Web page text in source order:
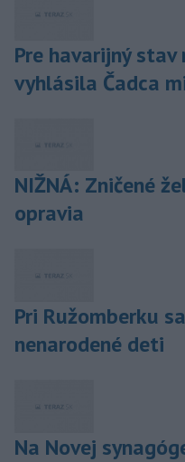
Pre havarijný
vyhlásila Čadca
NIŽNÁ: Zničené
opravia
Pri Ružomberku
nenarodené deti
Na Novej